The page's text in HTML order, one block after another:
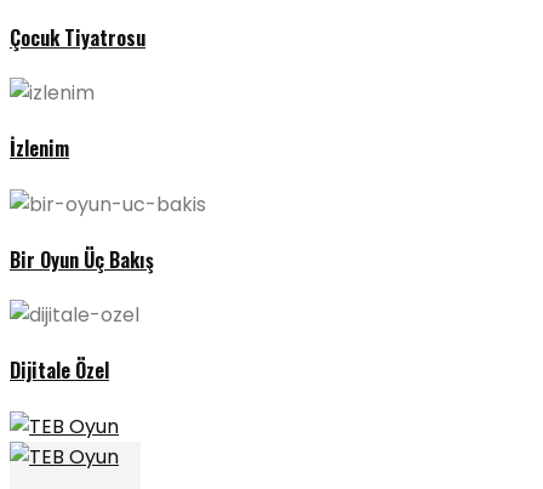
Çocuk Tiyatrosu
İzlenim
Bir Oyun Üç Bakış
Dijitale Özel